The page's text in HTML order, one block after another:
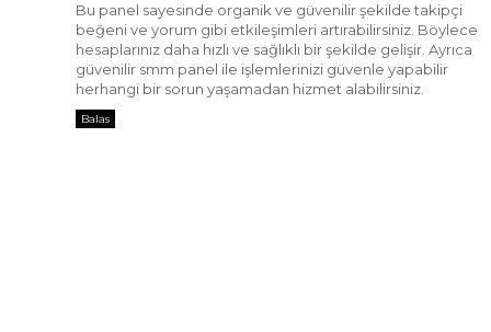
Bu panel sayesinde organik ve güvenilir şekilde takipçi
beğeni ve yorum gibi etkileşimleri artırabilirsiniz. Böylece
hesaplarınız daha hızlı ve sağlıklı bir şekilde gelişir. Ayrıca
güvenilir smm panel ile işlemlerinizi güvenle yapabilir
herhangi bir sorun yaşamadan hizmet alabilirsiniz.
Balas